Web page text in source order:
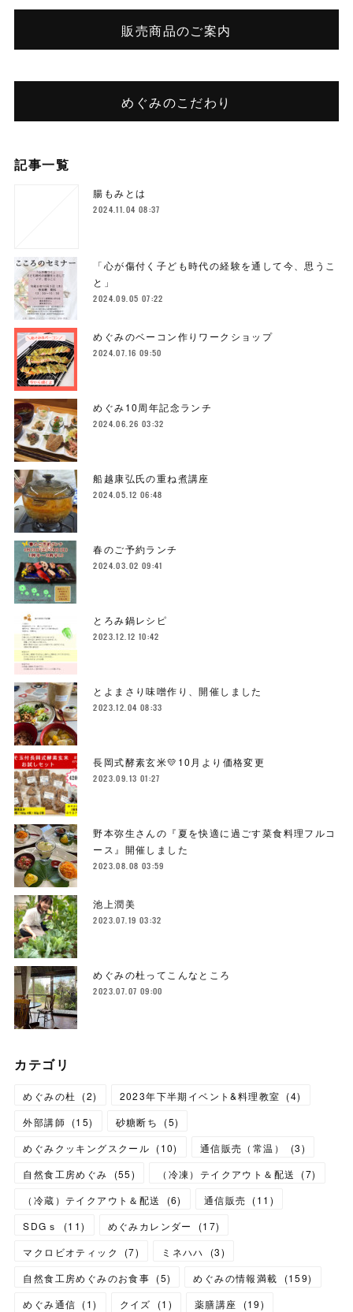
販売商品のご案内
めぐみのこだわり
記事一覧
腸もみとは
2024.11.04 08:37
「心が傷付く子ども時代の経験を通して今、思うこ
と」
2024.09.05 07:22
めぐみのベーコン作りワークショップ
2024.07.16 09:50
めぐみ10周年記念ランチ
2024.06.26 03:32
船越康弘氏の重ね煮講座
2024.05.12 06:48
春のご予約ランチ
2024.03.02 09:41
とろみ鍋レシピ
2023.12.12 10:42
とよまさり味噌作り、開催しました
2023.12.04 08:33
長岡式酵素玄米💛10月より価格変更
2023.09.13 01:27
野本弥生さんの『夏を快適に過ごす菜食料理フルコ
ース』開催しました
2023.08.08 03:59
池上潤美
2023.07.19 03:32
めぐみの杜ってこんなところ
2023.07.07 09:00
カテゴリ
めぐみの杜 (2) 2023年下半期イベント&料理教室 (4)
外部講師 (15) 砂糖断ち (5)
めぐみクッキングスクール (10) 通信販売（常温） (3)
自然食工房めぐみ
(55) （冷凍）テイクアウト＆配送 (7)
（冷蔵）テイクアウト＆配送
(6) 通信販売 (11 )
SDGｓ
(11) めぐみカレンダー (17)
マクロビオティック
(7) ミネハハ (3)
自然食工房めぐみのお食事 (5) めぐみの情報満載 (159)
めぐみ通信 (1) クイズ (1 ) 薬膳講座 (19)